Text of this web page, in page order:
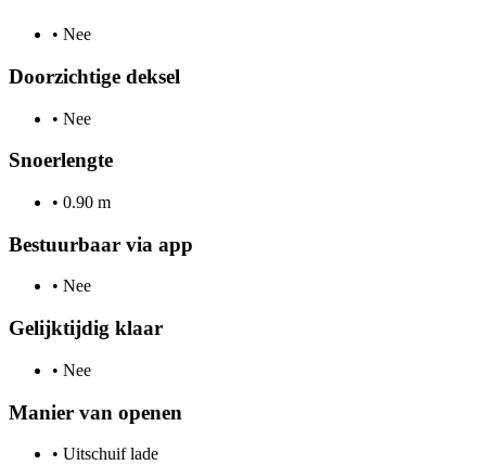
• Nee
Doorzichtige deksel
• Nee
Snoerlengte
• 0.90 m
Bestuurbaar via app
• Nee
Gelijktijdig klaar
• Nee
Manier van openen
• Uitschuif lade